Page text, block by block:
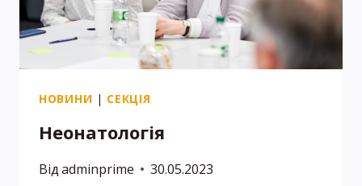
НОВИНИ | СЕКЦІЯ
Неонатологія
Відadminprime 30.05.2023